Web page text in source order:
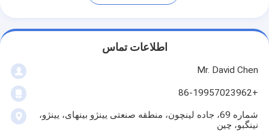
اطلاعات تماس
Mr. David Chen
+86-19957023962
شماره 69، جاده لینچون، منطقه صنعتی یینژو بینهای، یینژو،
نینگبو، چین